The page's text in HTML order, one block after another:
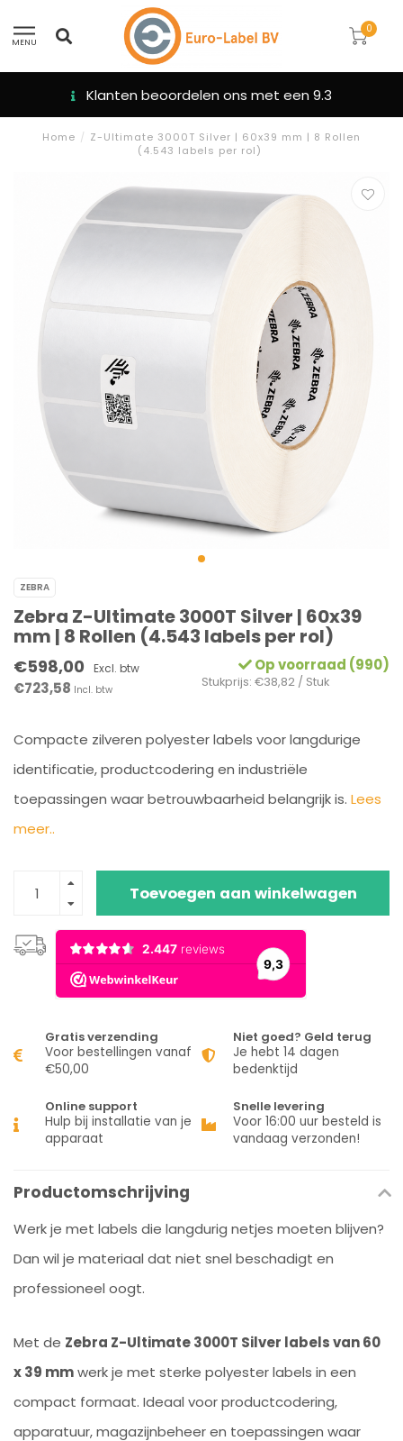
MENU
0
Klanten beoordelen ons met een 9.3
Home / Z-Ultimate 3000T Silver | 60x39 mm | 8 Rollen
(4.543 labels per rol)
ZEBRA
Zebra Z-Ultimate 3000T Silver | 60x39
mm | 8 Rollen (4.543 labels per rol)
€598,00 Excl. btw
€723,58 Incl. btw
Op voorraad (990)
Stukprijs: €38,82 / Stuk
Compacte zilveren polyester labels voor langdurige
identificatie, productcodering en industriële
toepassingen waar betrouwbaarheid belangrijk is. Lees
meer..
Toevoegen aan winkelwagen
Gratis verzending
Voor bestellingen vanaf
€50,00
Niet goed? Geld terug
Je hebt 14 dagen
bedenktijd
Online support
Hulp bij installatie van je
apparaat
Snelle levering
Voor 16:00 uur besteld is
vandaag verzonden!
Productomschrijving
Werk je met labels die langdurig netjes moeten blijven?
Dan wil je materiaal dat niet snel beschadigt en
professioneel oogt.
Met de Zebra Z-Ultimate 3000T Silver labels van 60
x 39 mmwerk je met sterke polyester labels in een
compact formaat. Ideaal voor productcodering,
apparatuur, magazijnbeheer en toepassingen waar